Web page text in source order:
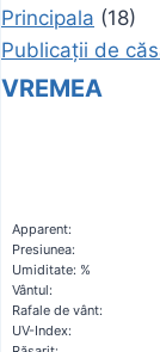
Principala (18)
Publicații de
VREMEA
Apparent:
Presiunea:
Umiditate: %
Vântul:
Rafale de vânt:
UV-Index: